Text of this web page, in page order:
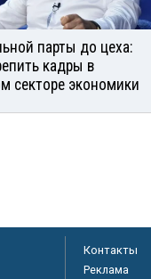
парты до цеха:
кадры в
секторе экономики
Контакты
Реклама